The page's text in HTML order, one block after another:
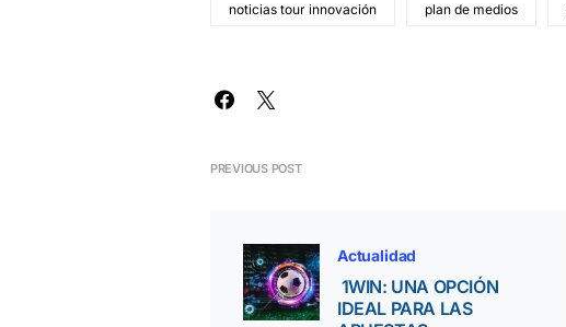
noticias tour innovación plan de medios
PREVIOUS POST
Actualidad
1WIN: UNA OPCIÓN
IDEAL PARA LAS